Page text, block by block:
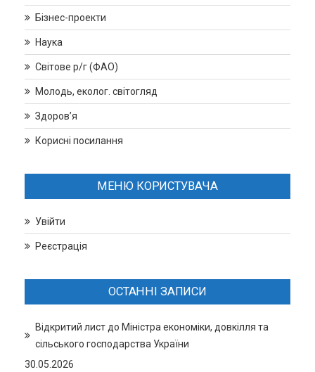
Бізнес-проекти
Наука
Світове р/г (ФАО)
Молодь, еколог. світогляд
Здоров’я
Корисні посилання
МЕНЮ КОРИСТУВАЧА
Увійти
Реєстрація
ОСТАННІ ЗАПИСИ
Відкритий лист до Міністра економіки, довкілля та
сільського господарства України
30.05.2026